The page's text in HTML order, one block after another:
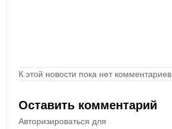
К этой новости пока нет комментариев.
Оставить комментарий
Авторизироваться для